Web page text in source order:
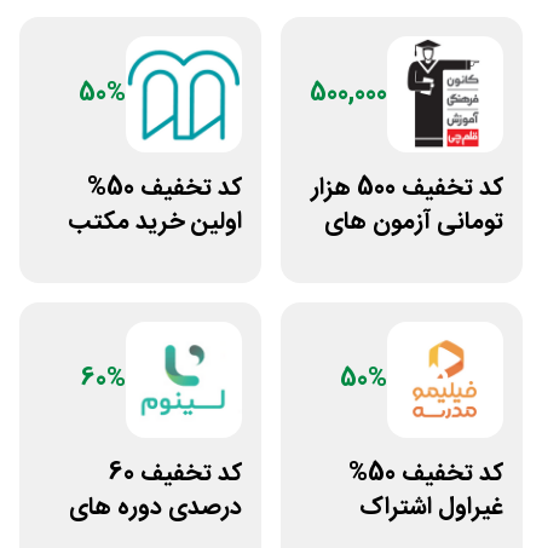
500,000
کد تخفیف 500 هزار
تومانی آزمون های
50%
کد تخفیف 50%
اولین خرید مکتب
50%
کد تخفیف 50%
غیراول اشتراک
60%
کد تخفیف 60
درصدی دوره های